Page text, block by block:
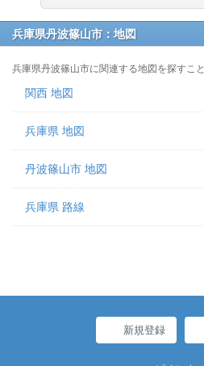
兵庫県丹波篠山市：地図
兵庫県丹波篠山市に関連する地図を探すこ
関西 地図
兵庫県 地図
丹波篠山市 地図
兵庫県 路線
新規登録